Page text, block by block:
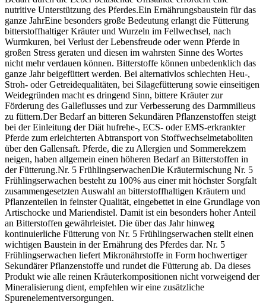
nutritive Unterstützung des Pferdes.Ein Ernährungsbaustein für das
ganze JahrEine besonders große Bedeutung erlangt die Fütterung
bitterstoffhaltiger Kräuter und Wurzeln im Fellwechsel, nach
Wurmkuren, bei Verlust der Lebensfreude oder wenn Pferde in
großen Stress geraten und diesen im wahrsten Sinne des Wortes
nicht mehr verdauen können. Bitterstoffe können unbedenklich das
ganze Jahr beigefüttert werden. Bei alternativlos schlechten Heu-,
Stroh- oder Getreidequalitäten, bei Silagefütterung sowie einseitigen
Weidegründen macht es dringend Sinn, bittere Kräuter zur
Förderung des Galleflusses und zur Verbesserung des Darmmilieus
zu füttern.Der Bedarf an bitteren Sekundären Pflanzenstoffen steigt
bei der Einleitung der Diät hufrehe-, ECS- oder EMS-erkrankter
Pferde zum erleichterten Abtransport von Stoffwechselmetaboliten
über den Gallensaft. Pferde, die zu Allergien und Sommerekzem
neigen, haben allgemein einen höheren Bedarf an Bitterstoffen in
der Fütterung.Nr. 5 FrühlingserwachenDie Kräutermischung Nr. 5
Frühlingserwachen besteht zu 100% aus einer mit höchster Sorgfalt
zusammengesetzten Auswahl an bitterstoffhaltigen Kräutern und
Pflanzenteilen in feinster Qualität, eingebettet in eine Grundlage von
Artischocke und Mariendistel. Damit ist ein besonders hoher Anteil
an Bitterstoffen gewährleistet. Die über das Jahr hinweg
kontinuierliche Fütterung von Nr. 5 Frühlingserwachen stellt einen
wichtigen Baustein in der Ernährung des Pferdes dar. Nr. 5
Frühlingserwachen liefert Mikronährstoffe in Form hochwertiger
Sekundärer Pflanzenstoffe und rundet die Fütterung ab. Da dieses
Produkt wie alle reinen Kräuterkompositionen nicht vorweigend der
Mineralisierung dient, empfehlen wir eine zusätzliche
Spurenelementversorgungen.